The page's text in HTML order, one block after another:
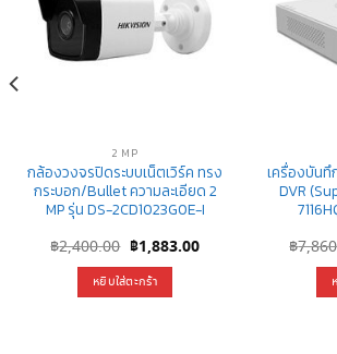
2 MP
กล้องวงจรปิดระบบเน็ตเวิร์ค ทรง
กระบอก/Bullet ความละเอียด 2
MP รุ่น DS-2CD1023G0E-I
฿2,400.00 Original
price
was:
฿2,400.00.
฿1,883.00Current
หยิบใส่ตะกร้า
เครื่องบันทึ
DVR
฿